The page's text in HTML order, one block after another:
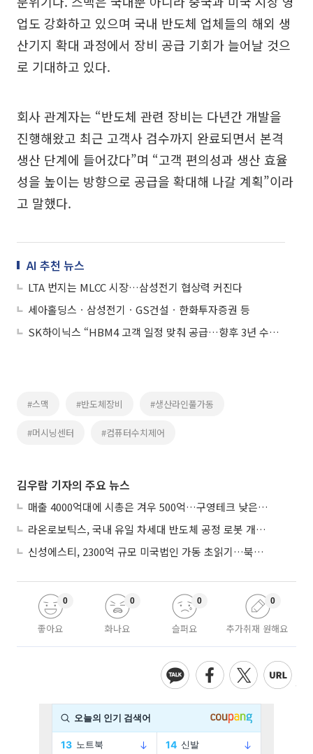
업도 강화하고 있으며 국내 반도체 업체들의 해외 생
산기지 확대 과정에서 장비 공급 기회가 늘어날 것으
로 기대하고 있다.
회사 관계자는 “반도체 관련 장비는 다년간 개발을
진행해왔고 최근 고객사 검수까지 완료되면서 본격
생산 단계에 들어갔다”며 “고객 편의성과 생산 효율
성을 높이는 방향으로 공급을 확대해 나갈 계획”이라
고 말했다.
AI 추천 뉴스
LTA 번지는 MLCC 시장…삼성전기 협상력 커진다
세아홀딩스ㆍ삼성전기ㆍGS건설ㆍ한화투자증권 등
SK하이닉스 “HBM4 고객 일정 맞춰 공급…향후 3년 수요 캐파 상회”
#스맥 #반도체장비 #생산라인풀가동
#머시닝센터 #컴퓨터수치제어
김우람 기자의 주요 뉴스
매출 4000억대에 시총은 겨우 500억…구영테크 낮은 몸값에 저가 승계 마무리
라온로보틱스, 국내 유일 차세대 반도체 공정 로봇 개발 ‘고객사 테스트 진행’
신성에스티, 2300억 규모 미국법인 가동 초읽기…북미 ESS 공략 본격화
좋아요
0
화나요
0
슬퍼요
0
추가취재 원해요
0